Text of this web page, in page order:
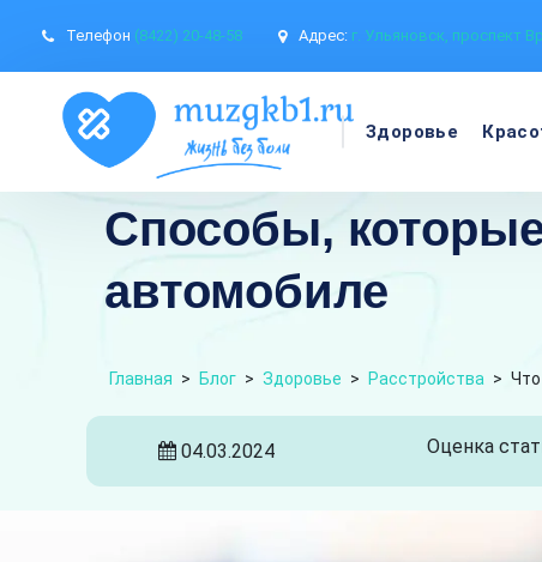
Телефон (8422) 20-48-58 Адрес: г. Ульяновск, проспект
Здоровье
Способы,
автомобиле
Главная > Блог > Здоровье > Расстройства >
04.03.2024 Оценка